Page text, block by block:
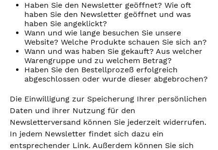
Haben Sie den Newsletter geöffnet? Wie oft
haben Sie den Newsletter geöffnet und was
haben Sie angeklickt?
Wann und wie lange besuchen Sie unsere
Website? Welche Produkte schauen Sie sich an?
Wann und was haben Sie gekauft? Aus welcher
Warengruppe und zu welchem Betrag?
Haben Sie den Bestellprozeß erfolgreich
abgeschlossen oder wurde dieser abgebrochen?
Die Einwilligung zur Speicherung Ihrer persönlichen
Daten und ihrer Nutzung für den
Newsletterversand können Sie jederzeit widerrufen.
In jedem Newsletter findet sich dazu ein
entsprechender Link. Außerdem können Sie sich